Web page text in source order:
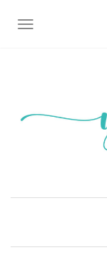
ALTERNAR